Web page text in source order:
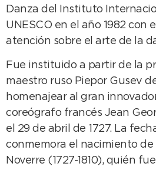
Danza del Instituto
UNESCO en el año 1982 con
atención sobre el arte de la
Fue instituido a partir de la
maestro ruso Piepor Gusev
homenajear al gran
coreógrafo francés Jean
el 29 de abril de 1727. La
conmemora el nacimiento de
Noverre (1727-1810), quién